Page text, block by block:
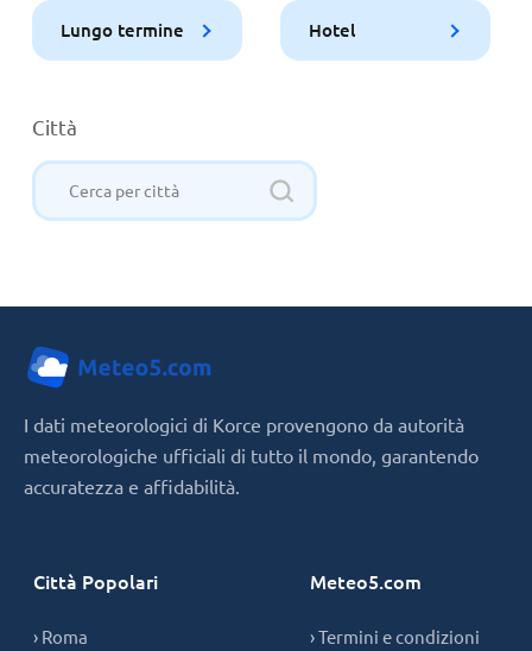
Lungo termine Hotel
Città
I dati meteorologici di Korce provengono da autorità
meteorologiche ufficiali di tutto il mondo, garantendo
accuratezza e affidabilità.
Città Popolari
› Roma
Meteo5.com
› Termini e condizioni